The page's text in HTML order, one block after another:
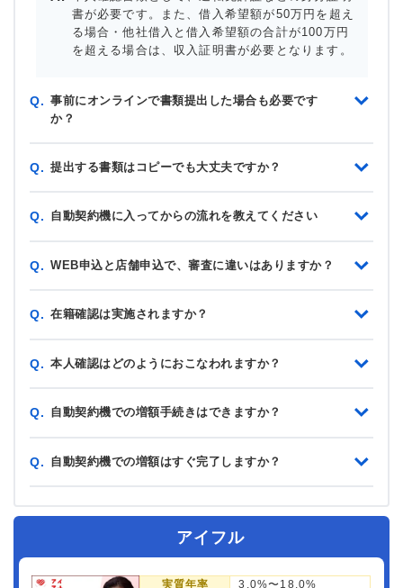
書が必要です。また、借入希望額が50万円を超え
る場合・他社借入と借入希望額の合計が100万円
を超える場合は、収入証明書が必要となります。
Q. 事前にオンラインで書類提出した場合も必要です
か？
Q. 提出する書類はコピーでも大丈夫ですか？
Q. 自動契約機に入ってからの流れを教えてください
Q. WEB申込と店舗申込で、審査に違いはありますか？
Q. 在籍確認は実施されますか？
Q. 本人確認はどのようにおこなわれますか？
Q. 自動契約機での増額手続きはできますか？
Q. 自動契約機での増額はすぐ完了しますか？
アイフル
実質年率 3.0%〜18.0%